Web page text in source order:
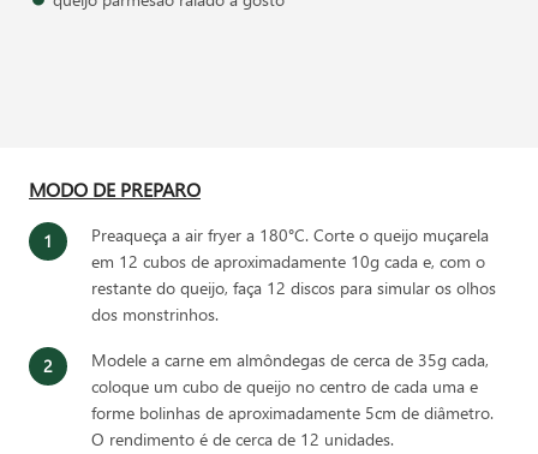
MODO DE PREPARO
Preaqueça a air fryer a 180°C. Corte o queijo muçarela
em 12 cubos de aproximadamente 10g cada e, com o
restante do queijo, faça 12 discos para simular os olhos
dos monstrinhos.
Modele a carne em almôndegas de cerca de 35g cada,
coloque um cubo de queijo no centro de cada uma e
forme bolinhas de aproximadamente 5cm de diâmetro.
O rendimento é de cerca de 12 unidades.